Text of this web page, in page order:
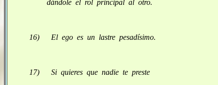
dándole el rol principal al otro.
16) El ego es un lastre pesadísimo.
17) Si quieres que nadie te preste